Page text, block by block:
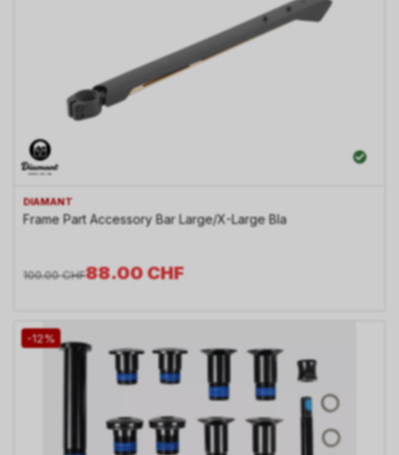
DIAMANT
Frame Part Accessory Bar Large/X-Large Bla
88.00CHF
100.00 CHF
-12%